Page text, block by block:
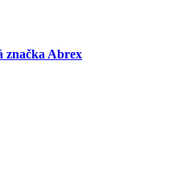
značka Abrex